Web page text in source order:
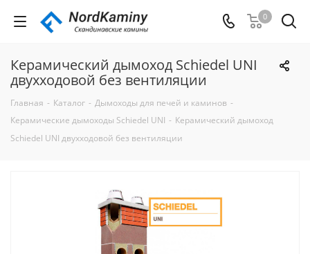
0
Керамический дымоход Schiedel UNI
двухходовой без вентиляции
Главная - Каталог - Дымоходы для печей и каминов -
Керамические дымоходы Schiedel UNI - Керамический дымоход
Schiedel UNI двухходовой без вентиляции